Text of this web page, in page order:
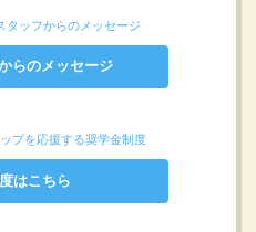
タッフからのメッセージ
らのメッセージ
プを応援する奨学金制度
はこちら